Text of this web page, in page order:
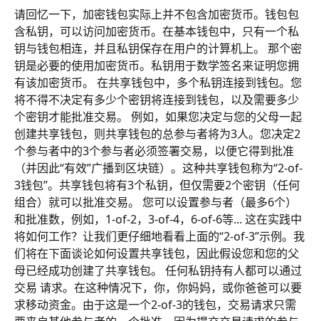
请回忆一下，加密钱包实际上并不包含加密货币。钱包包
含私钥，可以访问加密货币。在基本钱包中，只有一个私
钥与钱包相连，并且私钥保存在用户的计算机上。 那个密
钥是必要的使用加密货币。私钥用于数学签名来证明您拥
有该加密货币。 在共享钱包中，多个私钥连接到钱包。您
将不得不决定有多少个密钥将连接到钱包，以及需要多少
个密钥才能批准交易。 例如，如果您决定与您的父母一起
创建共享钱包，则共享钱包的总参与者将为3人。您决定2
个参与者中的3个参与者必须签署交易，以便它得到批准
（并因此“有效”广播到区块链）。这种共享钱包称为“2-of-
3钱包”。共享钱包将有3个私钥，但仅需要2个密钥（任何
组合）就可以批准交易。 您可以设置参与者（最多6个）
和批准数，例如，1-of-2，3-of-4，6-of-6等... 这在实践中
将如何工作？让我们更仔细地看看上面的“2-of-3”示例。我
们将在下面谈论如何设置共享钱包，因此假设您和您的父
母已经成功创建了共享钱包。 任何私钥持有人都可以通过
交易 请求。在这种情况下，你，你妈妈，或你爸爸可以要
求移动资金。由于这是一个2-of-3的钱包，交易请求只需